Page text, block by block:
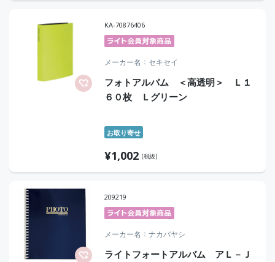
KA-70876406
メーカー名 セキセイ
フォトアルバム ＜高透明＞ Ｌ１
６０枚 Ｌグリーン
お取り寄せ
¥1,002 (税抜)
209219
メーカー名 ナカバヤシ
ライトフォートアルバム アＬ－Ｊ